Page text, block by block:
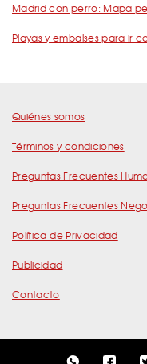
Madrid con perro: Mapa
Playas y embalses para ir
Quiénes somos
Términos y condiciones
Preguntas Frecuentes
Preguntas Frecuentes
Política de Privacidad
Publicidad
Contacto